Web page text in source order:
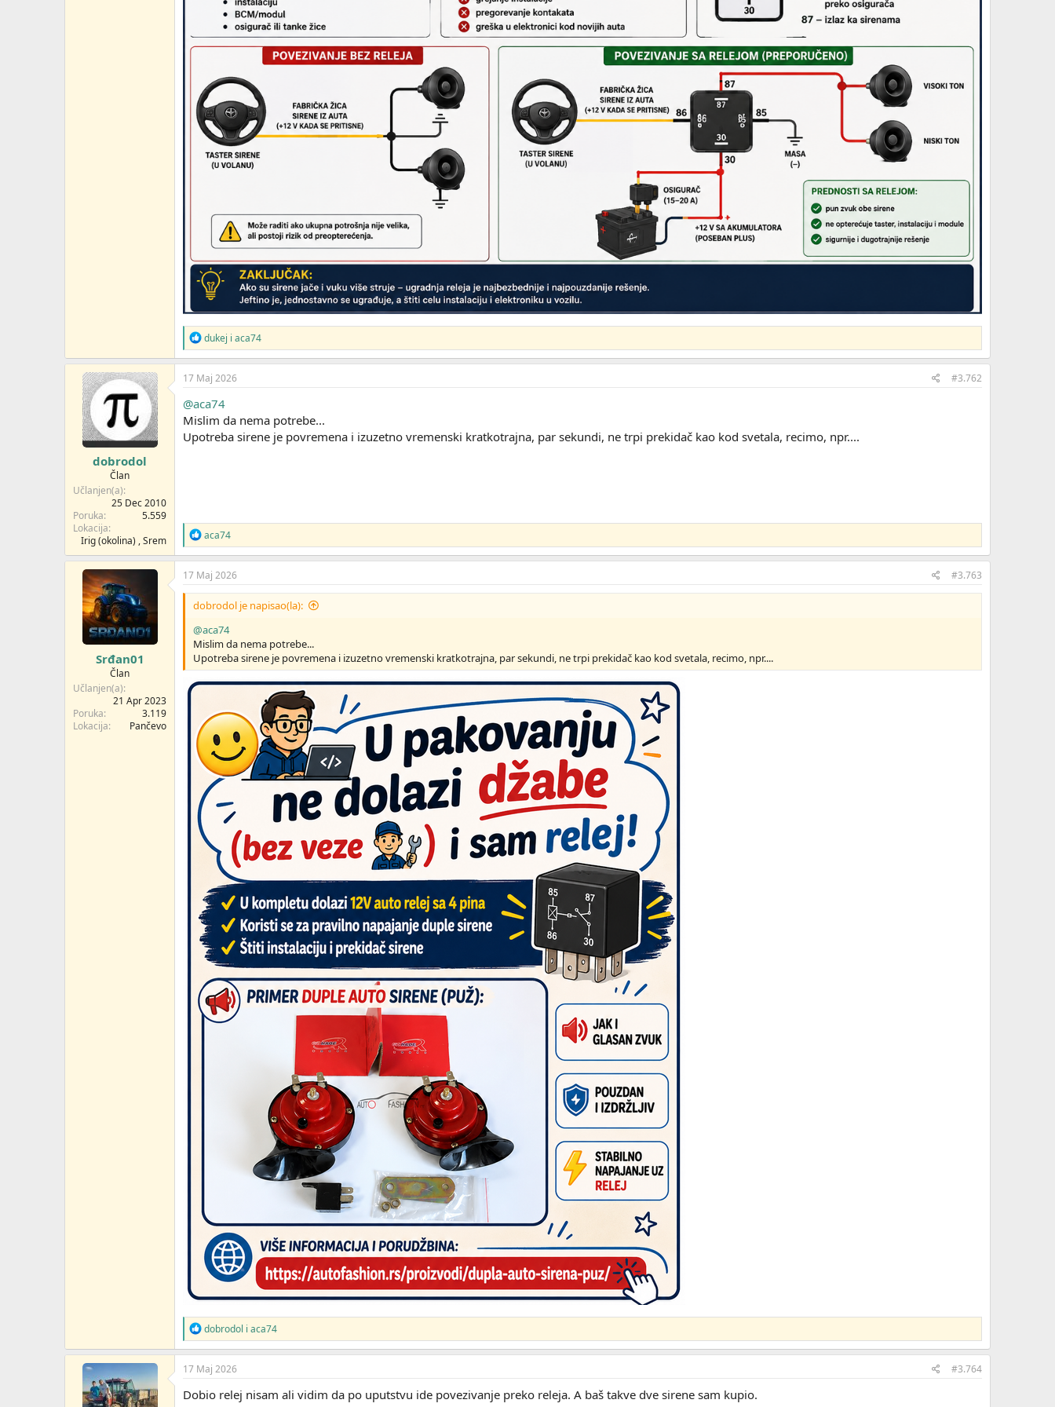
R
e
a
g
v
a
n
j
dukej i aca74
dobrodol
Član
Učlanjen(a)
25 Dec 2010
Poruka
5.559
Lokacija
Irig (okolina) , Srem
17 Maj 2026 #3.762
@aca74
Mislim da nema potrebe...
Upotreba sirene je povremena i izuzetno vremenski kratkotrajna, par sekundi, ne trpi prekidač kao kod svetala, recimo, npr....
R
e
a
g
a
j
a
:
aca74
Srđan01
Član
Učlanjen(a)
21 Apr 2023
Poruka
3.119
Lokacija
Pančevo
17 Maj 2026 #3.763
dobrodol je napisao(la):
@aca74
Mislim da nema potrebe...
Upotreba sirene je povremena i izuzetno vremenski kratkotrajna, par sekundi, ne trpi prekidač kao kod svetala, recimo, npr....
R
e
a
g
v
a
dobrodol i aca74
17 Maj 2026 #3.764
Dobio relej nisam ali vidim da po uputstvu ide povezivanje preko releja. A baš takve dve sirene sam kupio.